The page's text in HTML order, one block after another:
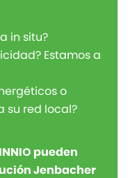
in situ?
Estamos a
o
su red local?
pueden
Jenbacher